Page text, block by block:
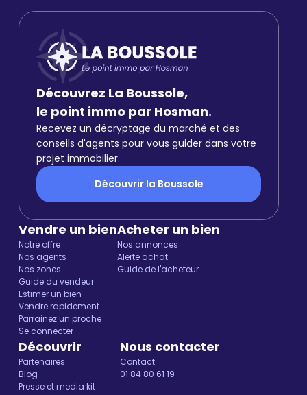
Découvrez La Boussole,
le point immo par Hosman.
Recevez un décryptage du marché et des
conseils d'agents pour vous guider dans votre
projet immobilier.
Découvrir la Boussole
Vendre un bien
Notre offre
Nos agents
Nos zones
Guide du vendeur
Estimer un bien
Vendre rapidement
Parrainez un proche
Se connecter
Acheter un bien
Nos annonces
Alerte achat
Guide de l'acheteur
Découvrir
Partenaires
Blog
Presse et media kit
Nous contacter
Contact
01 84 80 61 19